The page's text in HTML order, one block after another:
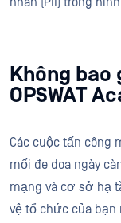
Không
OPSWAT
Các cuộc tấn công
mối đe dọa ngày
mạng và cơ sở hạ
vệ tổ chức của bạn